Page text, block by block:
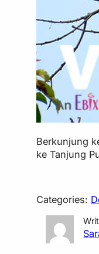
Berkunjung
ke Tanjung
Categories: